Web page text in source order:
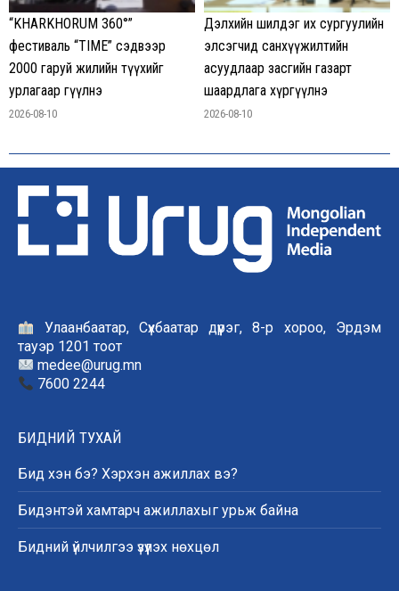
“KHARKHORUM 360°”
фестиваль “TIME” сэдвээр
2000 гаруй жилийн түүхийг
урлагаар өгүүлнэ
2026-08-10
Дэлхийн шилдэг их сургуулийн
элсэгчид санхүүжилтийн
асуудлаар засгийн газарт
шаардлага хүргүүлнэ
2026-08-10
Улаанбаатар, Сүхбаатар дүүрэг, 8-р хороо, Эрдэм
тауэр 1201 тоот
medee@urug.mn
7600 2244
БИДНИЙ ТУХАЙ
Бид хэн бэ? Хэрхэн ажиллах вэ?
Бидэнтэй хамтарч ажиллахыг урьж байна
Бидний үйлчилгээ үзүүлэх нөхцөл